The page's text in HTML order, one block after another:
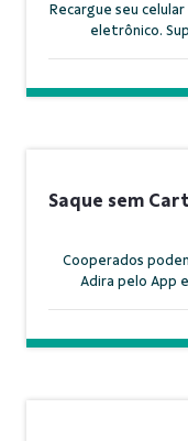
Recargue seu
eletrônico.
Saque sem
Cooperados
Adira pelo App